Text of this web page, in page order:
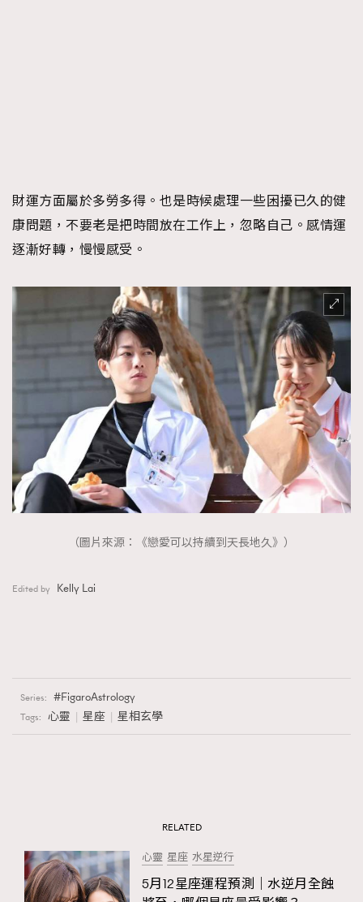
財運方面屬於多勞多得。也是時候處理一些困擾已久的健
康問題，不要老是把時間放在工作上，忽略自己。感情運
逐漸好轉，慢慢感受。
（圖片來源：《戀愛可以持續到天長地久》）
Edited by Kelly Lai
Series: FigaroAstrology
Tags: 心靈 星座 星相玄學
RELATED
心靈 星座 水星逆行
5月12星座運程預測｜水逆月全蝕